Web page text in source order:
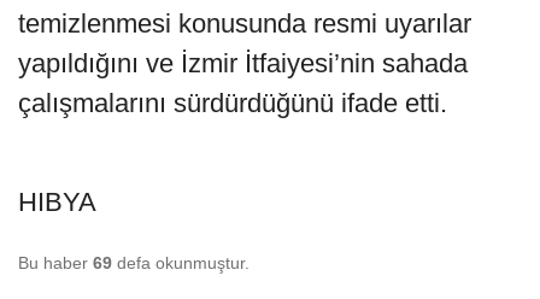
temizlenmesi konusunda resmi uyarılar
yapıldığını ve İzmir İtfaiyesi’nin sahada
çalışmalarını sürdürdüğünü ifade etti.
HIBYA
Bu haber 69 defa okunmuştur.